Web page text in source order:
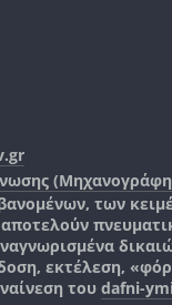
των
εκτέλεση,
του dafni-